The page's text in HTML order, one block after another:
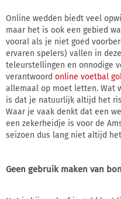
Online wedden biedt veel
maar het is ook een gebied
vooral als je niet goed
ervaren spelers) vallen in
teleurstellingen en onnodige
verantwoord online voetbal
allemaal op moet letten. Wat
is dat je natuurlijk altijd het
Waar je vaak denkt dat een
een zekerheidje is voor de
seizoen dus lang niet altijd
Geen gebruik maken van